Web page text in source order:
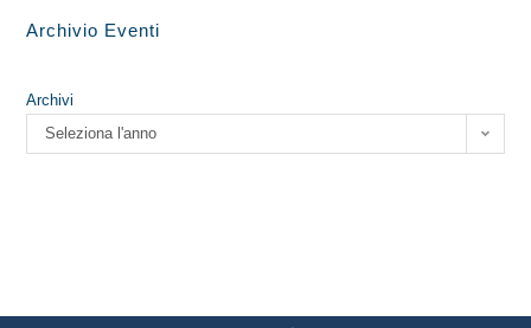
Archivio Eventi
Archivi
Seleziona l'anno